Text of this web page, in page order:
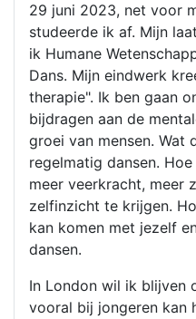
29 juni 2023, net voor
studeerde ik af. Mijn
ik Humane
Dans. Mijn eindwerk
therapie". Ik ben gaan
bijdragen aan de
groei van mensen. Wat
regelmatig dansen.
meer veerkracht, meer
zelfinzicht te krijgen.
kan komen met jezelf
dansen.
In London wil ik blijven
vooral bij jongeren kan